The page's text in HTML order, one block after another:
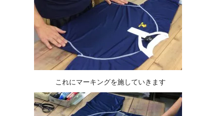
これにマーキングを施していきます